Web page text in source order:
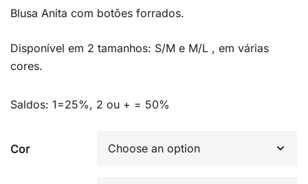
Blusa Anita com botões forrados.
Disponível em 2 tamanhos: S/M e M/L , em várias
cores.
Saldos: 1=25%, 2 ou + = 50%
Cor